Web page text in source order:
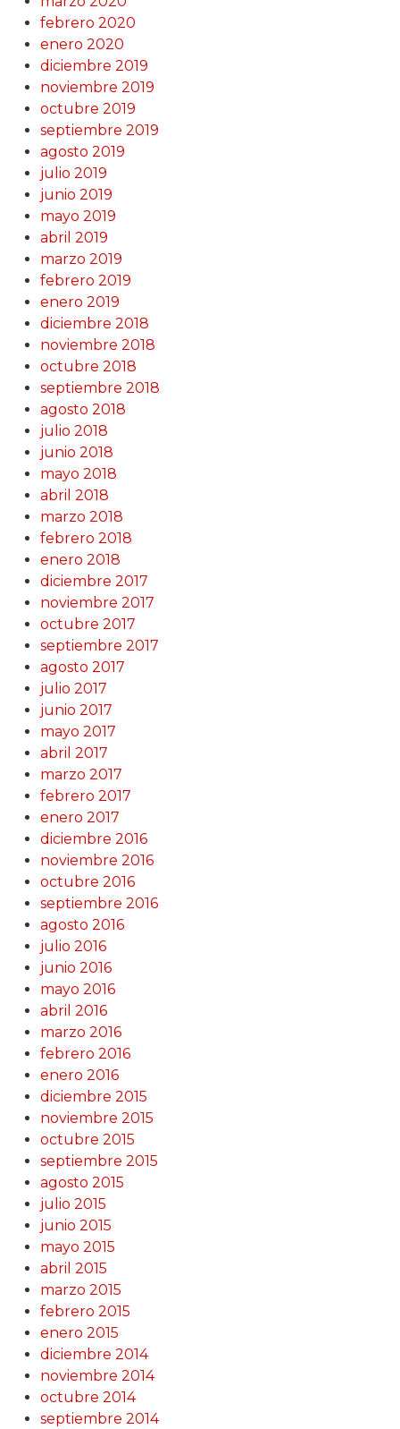
febrero 2020
enero 2020
diciembre 2019
noviembre 2019
octubre 2019
septiembre 2019
agosto 2019
julio 2019
junio 2019
mayo 2019
abril 2019
marzo 2019
febrero 2019
enero 2019
diciembre 2018
noviembre 2018
octubre 2018
septiembre 2018
agosto 2018
julio 2018
junio 2018
mayo 2018
abril 2018
marzo 2018
febrero 2018
enero 2018
diciembre 2017
noviembre 2017
octubre 2017
septiembre 2017
agosto 2017
julio 2017
junio 2017
mayo 2017
abril 2017
marzo 2017
febrero 2017
enero 2017
diciembre 2016
noviembre 2016
octubre 2016
septiembre 2016
agosto 2016
julio 2016
junio 2016
mayo 2016
abril 2016
marzo 2016
febrero 2016
enero 2016
diciembre 2015
noviembre 2015
octubre 2015
septiembre 2015
agosto 2015
julio 2015
junio 2015
mayo 2015
abril 2015
marzo 2015
febrero 2015
enero 2015
diciembre 2014
noviembre 2014
octubre 2014
septiembre 2014